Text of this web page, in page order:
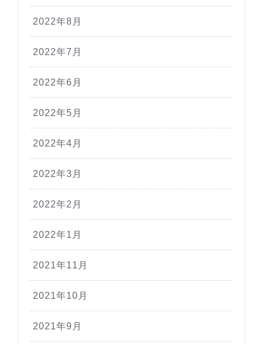
2022年8月
2022年7月
2022年6月
2022年5月
2022年4月
2022年3月
2022年2月
2022年1月
2021年11月
2021年10月
2021年9月